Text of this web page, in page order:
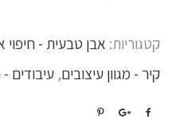
קטגוריות: אבן טבעית - חיפוי
קיר - מגוון עיצובים, עיבודים -